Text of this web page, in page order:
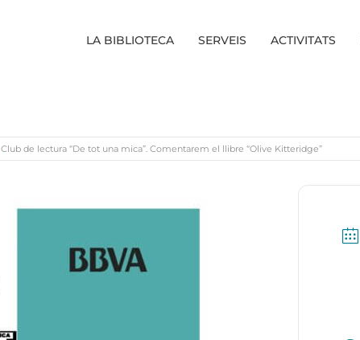
LA BIBLIOTECA SERVEIS ACTIVITATS
Club de lectura “De tot una mica”. Comentarem el llibre “Olive Kitteridge”